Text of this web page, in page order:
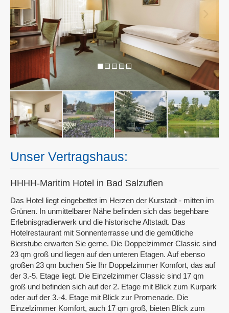
Unser Vertragshaus:
HHHH-Maritim Hotel in Bad Salzuflen
Das Hotel liegt eingebettet im Herzen der Kurstadt - mitten im
Grünen. In unmittelbarer Nähe befinden sich das begehbare
Erlebnisgradierwerk und die historische Altstadt. Das
Hotelrestaurant mit Sonnenterrasse und die gemütliche
Bierstube erwarten Sie gerne. Die Doppelzimmer Classic sind
23 qm groß und liegen auf den unteren Etagen. Auf ebenso
großen 23 qm buchen Sie Ihr Doppelzimmer Komfort, das auf
der 3.-5. Etage liegt. Die Einzelzimmer Classic sind 17 qm
groß und befinden sich auf der 2. Etage mit Blick zum Kurpark
oder auf der 3.-4. Etage mit Blick zur Promenade. Die
Einzelzimmer Komfort, auch 17 qm groß, bieten Blick zum